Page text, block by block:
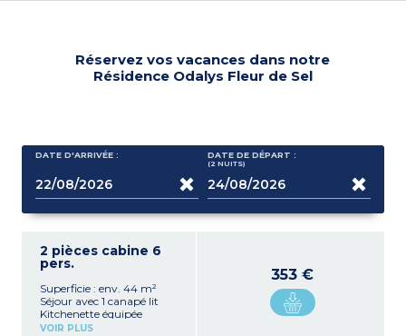
Réservez vos vacances dans notre
Résidence Odalys Fleur de Sel
DATE D'ARRIVÉE : DATE DE DÉPART :
(2 NUITS)
2 pièces cabine 6
pers.
Superficie : env. 44 m²
Séjour avec 1 canapé lit
Kitchenette équipée
(réfrigérateur, plaque
VOIR PLUS
353 €